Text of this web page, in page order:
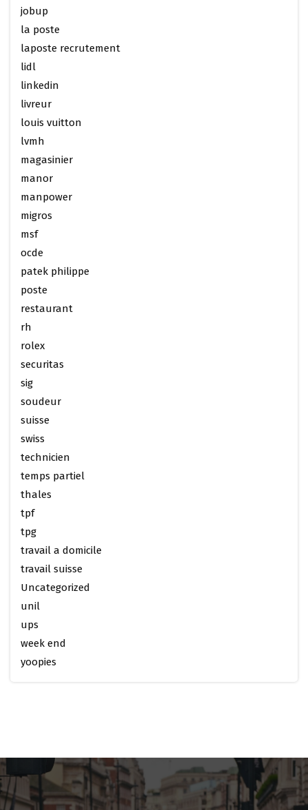
jobup
la poste
laposte recrutement
lidl
linkedin
livreur
louis vuitton
lvmh
magasinier
manor
manpower
migros
msf
ocde
patek philippe
poste
restaurant
rh
rolex
securitas
sig
soudeur
suisse
swiss
technicien
temps partiel
thales
tpf
tpg
travail a domicile
travail suisse
Uncategorized
unil
ups
week end
yoopies